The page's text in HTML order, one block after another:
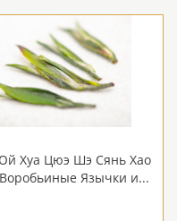
Хуа Цюэ Шэ Сянь Хао
Язычки и...